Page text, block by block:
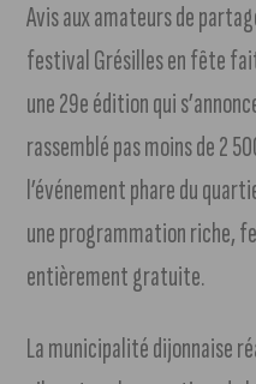
Avis aux amateurs de
festival Grésilles en fête
une 29e édition qui
rassemblé pas moins de 2
l’événement phare du
une programmation riche,
entièrement gratuite.
La municipalité dijonnaise